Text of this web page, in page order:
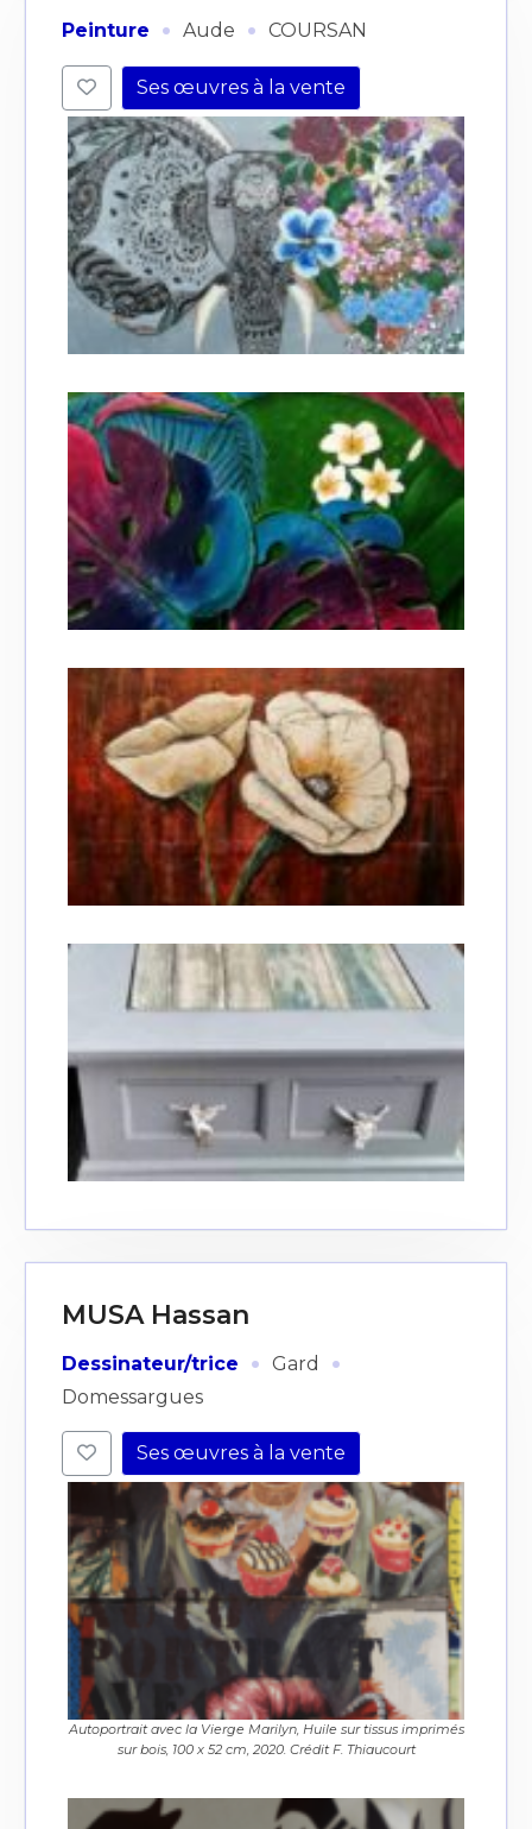
Peinture · Aude · COURSAN
Ses œuvres à la vente
MUSA Hassan
Dessinateur/trice · Gard ·
Domessargues
Ses œuvres à la vente
Autoportrait avec la Vierge Marilyn, Huile sur tissus imprimés
sur bois, 100 x 52 cm, 2020. Crédit F. Thiaucourt